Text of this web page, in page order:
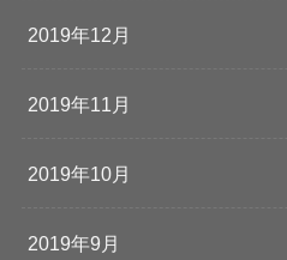
2019年12月
2019年11月
2019年10月
2019年9月